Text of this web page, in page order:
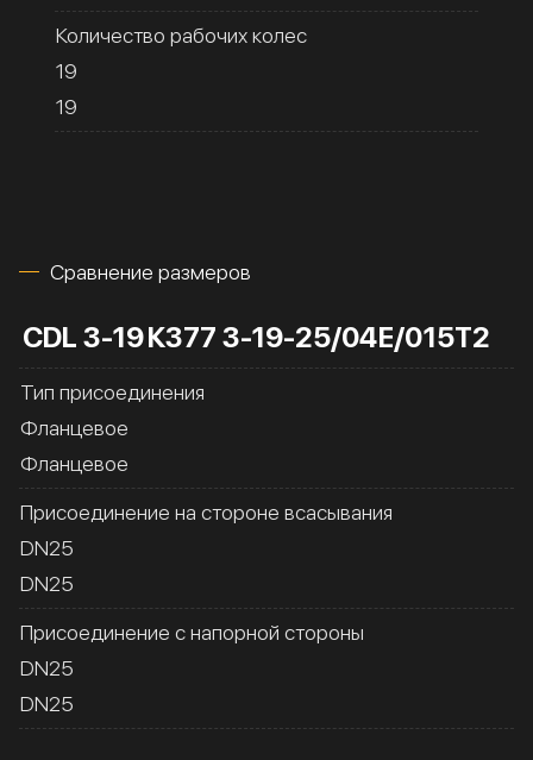
Количество рабочих колес
19
19
Сравнение размеров
CDL 3-19К377 3-19-25/04Е/015Т2
Тип присоединения
Фланцевое
Фланцевое
Присоединение на стороне всасывания
DN25
DN25
Присоединение с напорной стороны
DN25
DN25